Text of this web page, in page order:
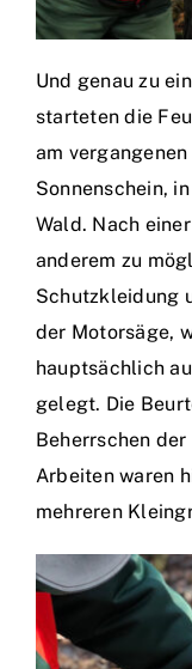
Und genau zu
starteten die
am
Sonnenschein,
Wald. Nach
anderem zu
Schutzkleidung
der Motorsäge,
hauptsächlich
gelegt. Die
Beherrschen
Arbeiten waren
mehreren